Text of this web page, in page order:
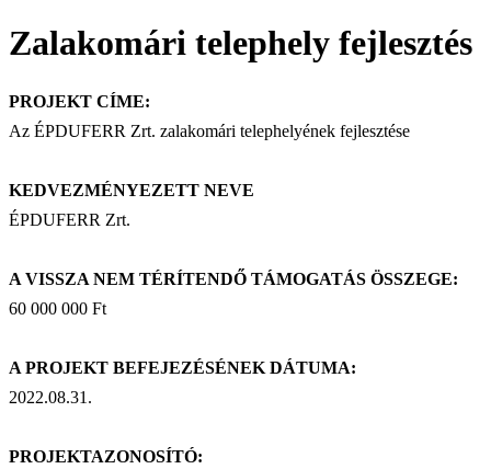
Zalakomári telephely fejlesztés
PROJEKT CÍME:
Az ÉPDUFERR Zrt. zalakomári telephelyének fejlesztése
KEDVEZMÉNYEZETT NEVE
ÉPDUFERR Zrt.
A VISSZA NEM TÉRÍTENDŐ TÁMOGATÁS ÖSSZEGE:
60 000 000 Ft
A PROJEKT BEFEJEZÉSÉNEK DÁTUMA:
2022.08.31.
PROJEKTAZONOSÍTÓ: